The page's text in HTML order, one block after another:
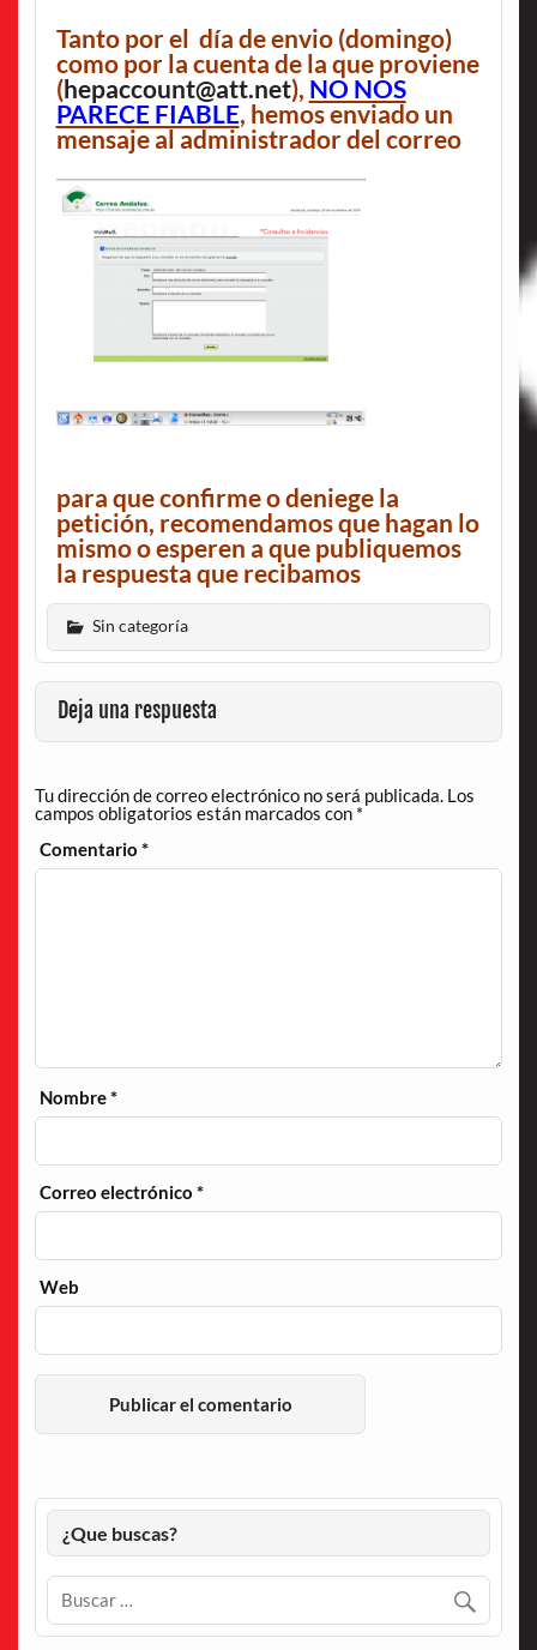
Tanto por el día de envio (domingo)
como por la cuenta de la que proviene
(hepaccount@att.net), NO NOS
PARECE FIABLE, hemos enviado un
mensaje al administrador del correo
para que confirme o deniege la
petición, recomendamos que hagan lo
mismo o esperen a que publiquemos
la respuesta que recibamos
Sin categoría
Deja una respuesta
Tu dirección de correo electrónico no será publicada. Los
campos obligatorios están marcados con *
Comentario*
Nombre*
Correo electrónico*
Web
¿Que buscas?